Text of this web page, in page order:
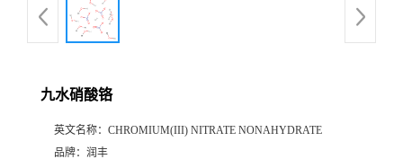
九水硝酸铬
英文名称： CHROMIUM(III) NITRATE NONAHYDRATE
品牌： 润丰